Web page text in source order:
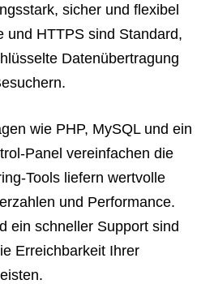
sicher und flexibel
und HTTPS sind Standard,
Datenübertragung
wie PHP, MySQL und ein
Panel vereinfachen die
Tools liefern wertvolle
und Performance.
ein schneller Support sind
Erreichbarkeit Ihrer